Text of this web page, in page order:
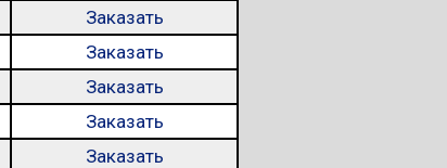
Заказать
Заказать
Заказать
Заказать
Заказать